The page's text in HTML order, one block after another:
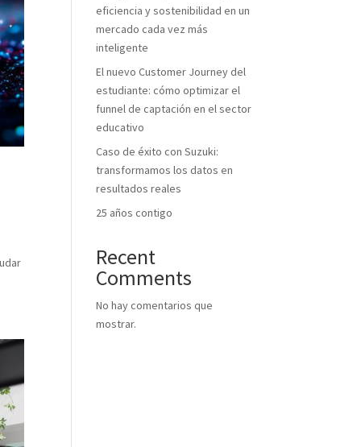
eficiencia y sostenibilidad en un
mercado cada vez más
inteligente
El nuevo Customer Journey del
estudiante: cómo optimizar el
funnel de captación en el sector
educativo
Caso de éxito con Suzuki:
transformamos los datos en
resultados reales
25 años contigo
Recent
Comments
No hay comentarios que
mostrar.